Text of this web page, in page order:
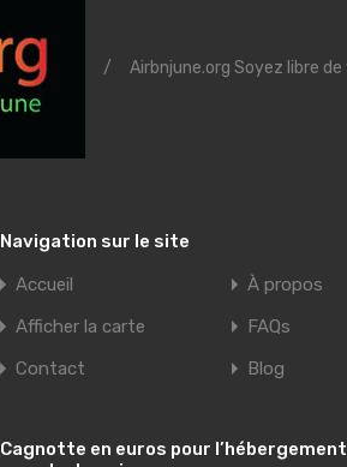
/ Airbnjune.org Soyez libre
Navigation sur le site
Accueil
À propos
Afficher la carte
FAQs
Contact
Blog
Cagnotte en euros pour